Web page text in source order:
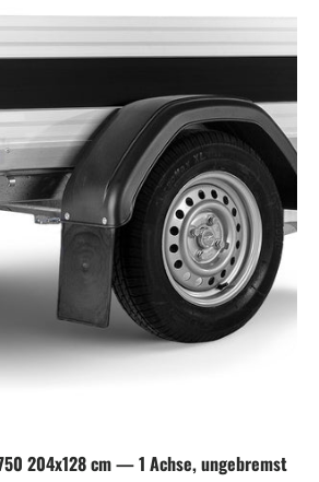
204x128 cm — 1 Achse, ungebremst